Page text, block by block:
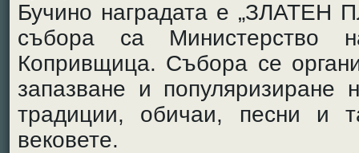
Бучино наградата е „ЗЛАТЕН
събора са Министерство
Копривщица. Събора се
запазване и популяризиране
традиции, обичаи, песни и
вековете.